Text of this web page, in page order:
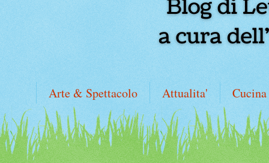
Arte & Spettacolo Attualita' Cucina